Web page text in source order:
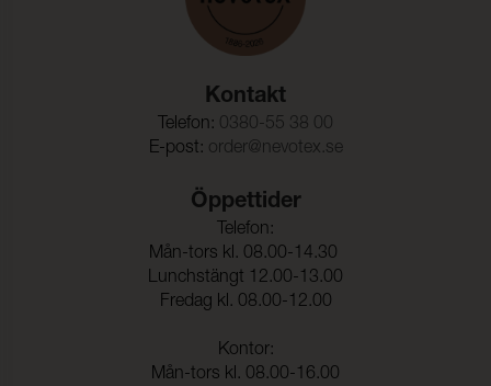
Kontakt
Telefon: 0380-55 38 00
E-post: order@nevotex.se
Öppettider
Telefon:
Mån-tors kl. 08.00-14.30
Lunchstängt 12.00-13.00
Fredag kl. 08.00-12.00
Kontor:
Mån-tors kl. 08.00-16.00